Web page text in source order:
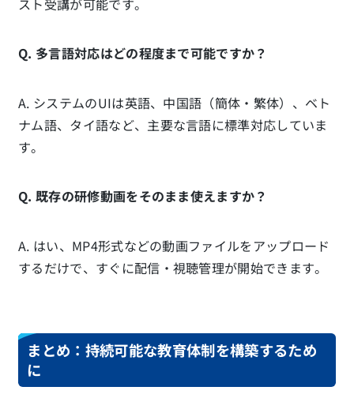
スト受講が可能です。
Q. 多言語対応はどの程度まで可能ですか？
A. システムのUIは英語、中国語（簡体・繁体）、ベト
ナム語、タイ語など、主要な言語に標準対応していま
す。
Q. 既存の研修動画をそのまま使えますか？
A. はい、MP4形式などの動画ファイルをアップロード
するだけで、すぐに配信・視聴管理が開始できます。
まとめ：持続可能な教育体制を構築するため
に